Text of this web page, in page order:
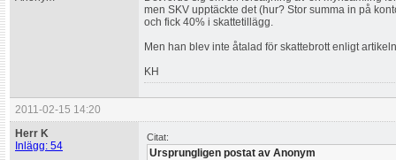
men SKV upptäckte det (hur? Stor summa in på
och fick 40% i skattetillägg.
Men han blev inte åtalad för skattebrott enligt
KH
2011-02-15 14:20
Herr K
Inlägg: 54
Citat:
Ursprungligen postat av Anonym